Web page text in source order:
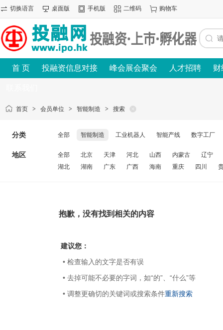
切换语言 桌面版 手机版 二维码 购物车
首 页 投融资信息对接 峰会展会聚会 人才招聘 财
首页 > 会员单位 > 智能制造 > 搜索
分类 全部 智能制造 工业机器人 智能产线 数字工厂
地区 全部 北京 天津 河北 山西 内蒙古
辽宁
湖北
湖南 广东 广西 海南 重庆 四川
抱歉，没有找到相关的内容
建议您：
• 检查输入的文字是否有误
• 去掉可能不必要的字词，如“的”、“什么”等
• 调整更确切的关键词或搜索条件重新搜索